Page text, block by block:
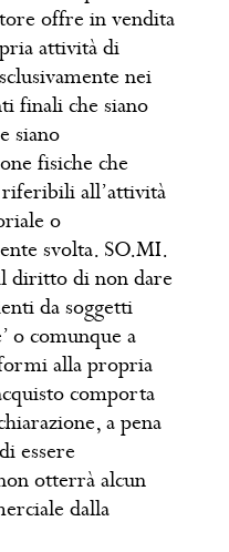
offre in vendita
attività di
nei
finali che siano
siano
fisiche che
all’attività
o
svolta. SO.MI.
diritto di non dare
da soggetti
o comunque a
alla propria
comporta
a pena
essere
otterrà alcun
dalla